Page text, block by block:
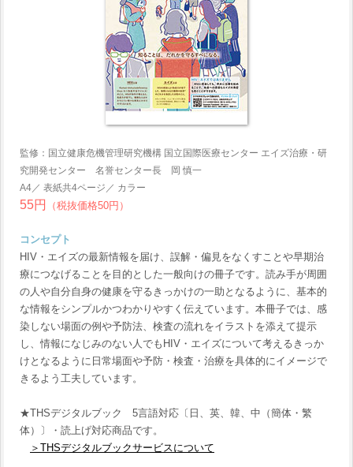
監修：国立健康危機管理研究機構 国立国際医療センター エイズ治療・研
究開発センター 名誉センター長 岡 慎一
A4／ 表紙共4ページ／ カラー
55円 （税抜価格50円）
コンセプト
HIV・エイズの最新情報を届け、誤解・偏見をなくすことや早期治
療につなげることを目的とした一般向けの冊子です。読み手が周囲
の人や自分自身の健康を守るきっかけの一助となるように、基本的
な情報をシンプルかつわかりやすく伝えています。本冊子では、感
染しない場面の例や予防法、検査の流れをイラストを添えて提示
し、情報になじみのない人でもHIV・エイズについて考えるきっか
けとなるように日常場面や予防・検査・治療を具体的にイメージで
きるよう工夫しています。
★THSデジタルブック 5言語対応〔日、英、韓、中（簡体・繁
体）〕・読上げ対応商品です。
＞THSデジタルブックサービスについて